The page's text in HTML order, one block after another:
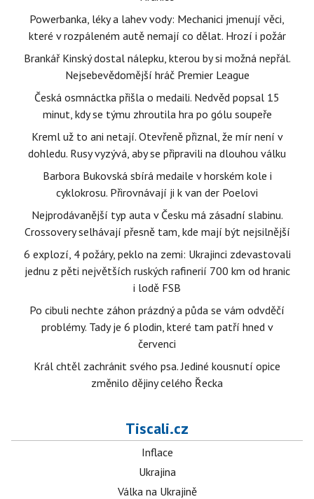
Powerbanka, léky a lahev vody: Mechanici jmenují věci,
které v rozpáleném autě nemají co dělat. Hrozí i požár
Brankář Kinský dostal nálepku, kterou by si možná nepřál.
Nejsebevědomější hráč Premier League
Česká osmnáctka přišla o medaili. Nedvěd popsal 15
minut, kdy se týmu zhroutila hra po gólu soupeře
Kreml už to ani netají. Otevřeně přiznal, že mír není v
dohledu. Rusy vyzývá, aby se připravili na dlouhou válku
Barbora Bukovská sbírá medaile v horském kole i
cyklokrosu. Přirovnávají ji k van der Poelovi
Nejprodávanější typ auta v Česku má zásadní slabinu.
Crossovery selhávají přesně tam, kde mají být nejsilnější
6 explozí, 4 požáry, peklo na zemi: Ukrajinci zdevastovali
jednu z pěti největších ruských rafinerií 700 km od hranic
i lodě FSB
Po cibuli nechte záhon prázdný a půda se vám odvděčí
problémy. Tady je 6 plodin, které tam patří hned v
červenci
Král chtěl zachránit svého psa. Jediné kousnutí opice
změnilo dějiny celého Řecka
Tiscali.cz
Inflace
Ukrajina
Válka na Ukrajině